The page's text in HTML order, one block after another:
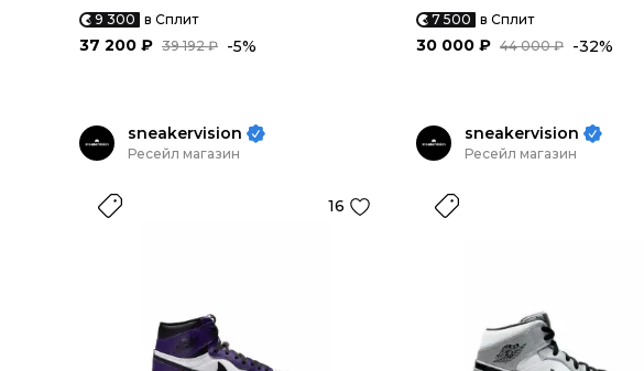
9 300 в Сплит
39 192 ₽
37 200 ₽ -5%
7 500 в Сплит
44 000 ₽
30 000 ₽ -32%
sneakervision
Ресейл магазин
16
sneakervision
Ресейл магазин